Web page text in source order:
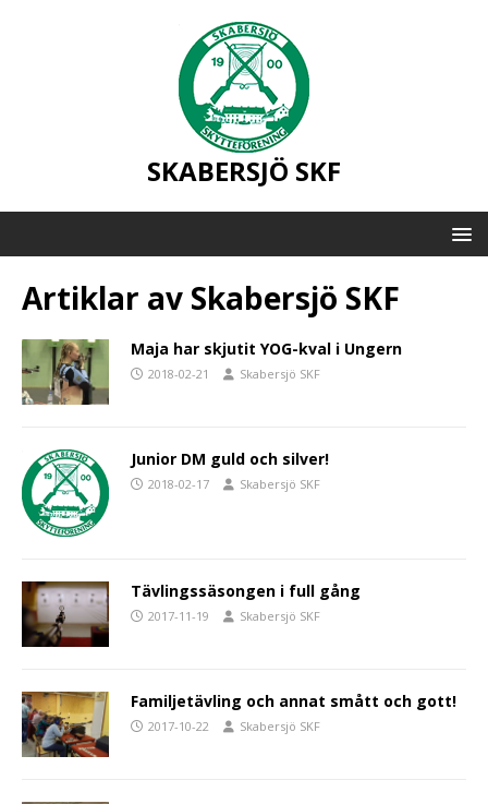
SKABERSJÖ SKF
Artiklar av Skabersjö SKF
Maja har skjutit YOG-kval i Ungern
2018-02-21 Skabersjö SKF
Junior DM guld och silver!
2018-02-17 Skabersjö SKF
Tävlingssäsongen i full gång
2017-11-19 Skabersjö SKF
Familjetävling och annat smått och gott!
2017-10-22 Skabersjö SKF